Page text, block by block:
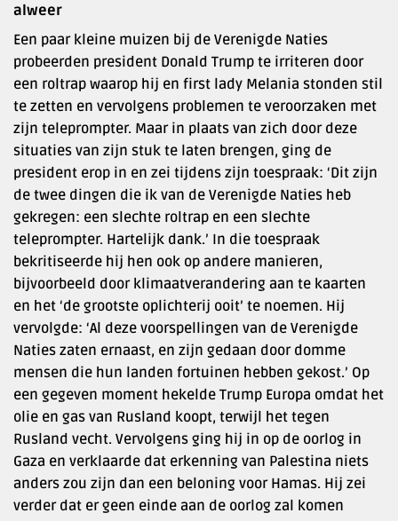
alweer
Een paar kleine muizen bij de Verenigde Naties
probeerden president Donald Trump te irriteren door
een roltrap waarop hij en first lady Melania stonden stil
te zetten en vervolgens problemen te veroorzaken met
zijn teleprompter. Maar in plaats van zich door deze
situaties van zijn stuk te laten brengen, ging de
president erop in en zei tijdens zijn toespraak: ‘Dit zijn
de twee dingen die ik van de Verenigde Naties heb
gekregen: een slechte roltrap en een slechte
teleprompter. Hartelijk dank.’ In die toespraak
bekritiseerde hij hen ook op andere manieren,
bijvoorbeeld door klimaatverandering aan te kaarten
en het ‘de grootste oplichterij ooit’ te noemen. Hij
vervolgde: ‘Al deze voorspellingen van de Verenigde
Naties zaten ernaast, en zijn gedaan door domme
mensen die hun landen fortuinen hebben gekost.’ Op
een gegeven moment hekelde Trump Europa omdat het
olie en gas van Rusland koopt, terwijl het tegen
Rusland vecht. Vervolgens ging hij in op de oorlog in
Gaza en verklaarde dat erkenning van Palestina niets
anders zou zijn dan een beloning voor Hamas. Hij zei
verder dat er geen einde aan de oorlog zal komen